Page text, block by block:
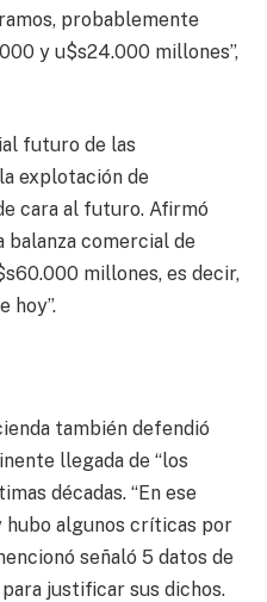
probablemente
y u$s24.000 millones”,
futuro de las
explotación de
cara al futuro. Afirmó
balanza comercial de
millones, es decir,
hoy”.
también defendió
llegada de “los
décadas. “En ese
hubo algunos críticas por
señaló 5 datos de
justificar sus dichos.